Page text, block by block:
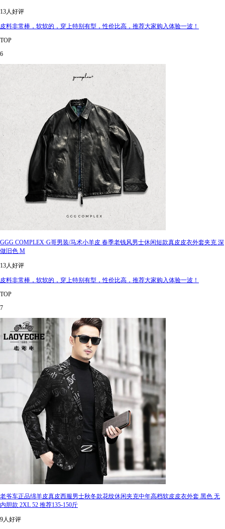
13人好评
皮料非常棒，软软的，穿上特别有型，性价比高，推荐大家购入体验一波！
TOP
6
GGG COMPLEX·G哥男装/马术小羊皮 春季老钱风男士休闲短款真皮皮衣外套夹克 深
做旧色 M
13人好评
皮料非常棒，软软的，穿上特别有型，性价比高，推荐大家购入体验一波！
TOP
7
老爷车正品绵羊皮真皮西服男士秋冬款花纹休闲夹克中年高档软皮皮衣外套 黑色 无
内胆款 2XL 52 推荐135-150斤
9人好评